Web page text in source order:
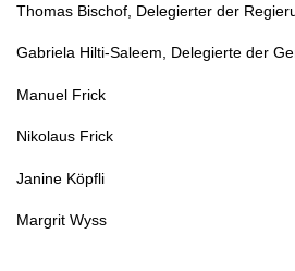
Thomas Bischof, Delegierter der
Gabriela Hilti-Saleem, Delegierte der
Manuel Frick
Nikolaus Frick
Janine Köpfli
Margrit Wyss